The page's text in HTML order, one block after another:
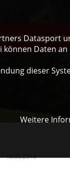
16.06.2016
Datasport
können Daten
dieser
Weitere